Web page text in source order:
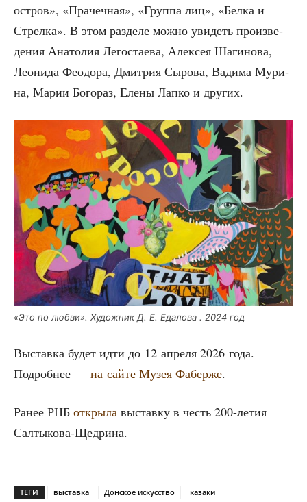
ост­ров», «Пра­чеч­ная», «Груп­па лиц», «Бел­ка и
Стрел­ка». В этом раз­де­ле мож­но уви­деть про­из­ве­
де­ния Ана­то­лия Лего­ста­е­ва, Алек­сея Шаги­но­ва,
Лео­ни­да Фео­до­ра, Дмит­рия Сыро­ва, Вади­ма Мури­
на, Марии Бого­раз, Еле­ны Лап­ко и других.
«Это по люб­ви». Худож­ник Д. Е. Еда­ло­ва . 2024 год
Выстав­ка будет идти до 12 апре­ля 2026 года.
Подроб­нее — на сай­те Музея Фаб­ер­же.
Ранее РНБ откры­ла выстав­ку в честь 200-летия
Салтыкова-Щедрина.
ТЕГИ выставка Донское искусство
казаки